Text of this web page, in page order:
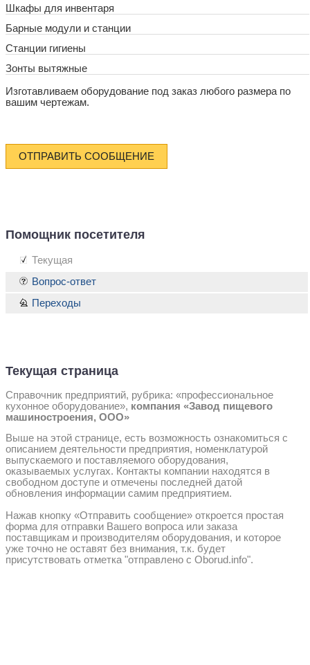
Шкафы для инвентаря
Барные модули и станции
Станции гигиены
Зонты вытяжные
Изготавливаем оборудование под заказ любого размера по
вашим чертежам.
ОТПРАВИТЬ СООБЩЕНИЕ
Помощник посетителя
Текущая
Текущая страница
Справочник предприятий, рубрика: «профессиональное
кухонное оборудование», компания «Завод пищевого
машиностроения, ООО»
Выше на этой странице, есть возможность ознакомиться с
описанием деятельности предприятия, номенклатурой
выпускаемого и поставляемого оборудования,
оказываемых услугах. Контакты компании находятся в
свободном доступе и отмечены последней датой
обновления информации самим предприятием.
Нажав кнопку «Отправить сообщение» откроется простая
форма для отправки Вашего вопроса или заказа
поставщикам и производителям оборудования, и которое
уже точно не оставят без внимания, т.к. будет
присутствовать отметка "отправлено с Oborud.info".
Вопрос-ответ
Переходы